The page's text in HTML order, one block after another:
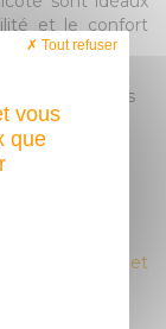
et le confort
longueurs
de 15 ans
arroseurs et
vous
que
Tout refuser